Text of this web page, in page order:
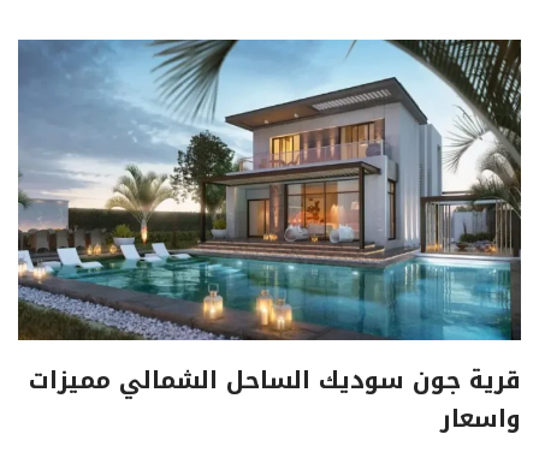
قرية جون سوديك الساحل الشمالي مميزات
واسعار